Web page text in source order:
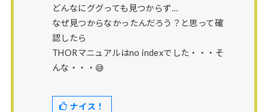
どんなにググっても見つからず…
なぜ見つからなかったんだろう？と思って確
認したら
THORマニュアルはno indexでした・・・そ
んな・・・😅
ナイス！